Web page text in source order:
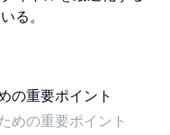
る。
めの重要ポイント